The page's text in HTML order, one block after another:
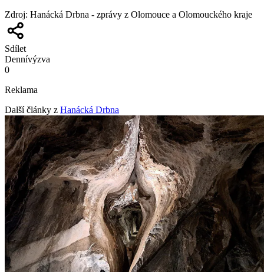
Zdroj: Hanácká Drbna - zprávy z Olomouce a Olomouckého kraje
Sdílet
Dennívýzva
0
Reklama
Další články z Hanácká Drbna